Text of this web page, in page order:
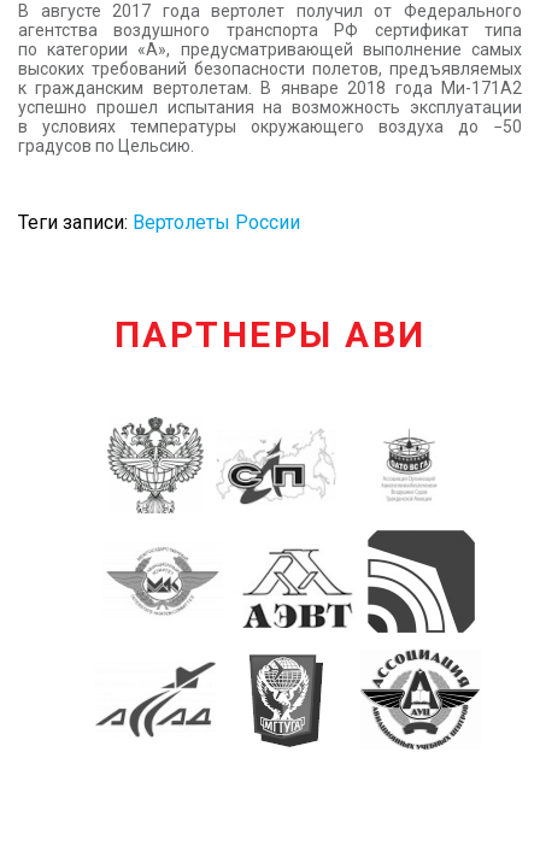
В августе 2017 года вертолет получил от Федерального
агентства воздушного транспорта РФ сертификат типа
по категории «А», предусматривающей выполнение самых
высоких требований безопасности полетов, предъявляемых
к гражданским вертолетам. В январе 2018 года Ми-171А2
успешно прошел испытания на возможность эксплуатации
в условиях температуры окружающего воздуха до −50
градусов по Цельсию.
Теги записи: Вертолеты России
ПАРТНЕРЫ АВИ